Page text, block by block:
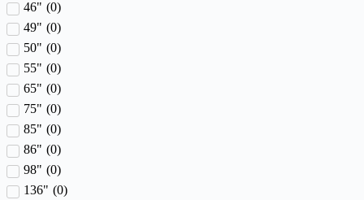
46" (0)
49" (0)
50" (0)
55" (0)
65" (0)
75" (0)
85" (0)
86" (0)
98" (0)
136" (0)